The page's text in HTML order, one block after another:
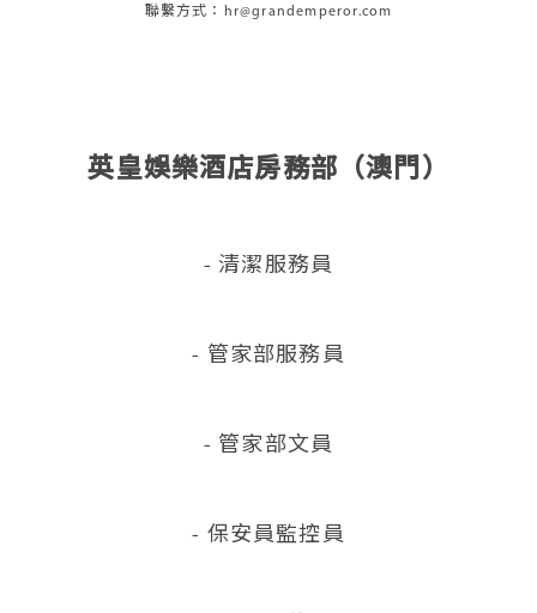
聯繫方式：hr@grandemperor.com
英皇娛樂酒店房務部（澳門）
- 清潔服務員
- 管家部服務員
- 管家部文員
- 保安員監控員